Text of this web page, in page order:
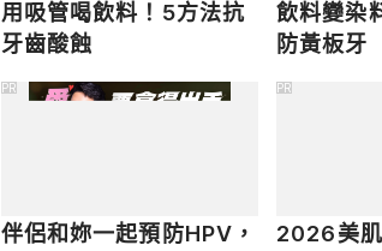
用吸管喝飲料！5方法抗
牙齒酸蝕
飲料變染
防黃板牙
伴侶和妳一起預防HPV，
PR
2026美
PR